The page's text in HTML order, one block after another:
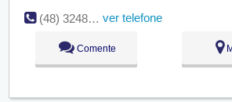
(48) 3248-1222
ver telefone
Comente